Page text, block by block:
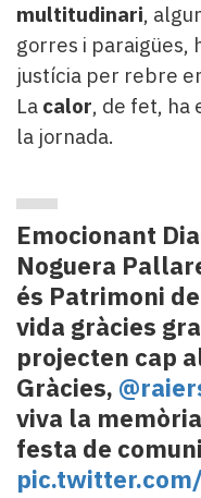
multitudinari,
gorres i paraigües,
justícia per rebre
La calor, de fet, ha
la jornada.
Emocionant
Noguera
és Patrimoni
vida gràcies
projecten cap
Gràcies,
viva la
festa de